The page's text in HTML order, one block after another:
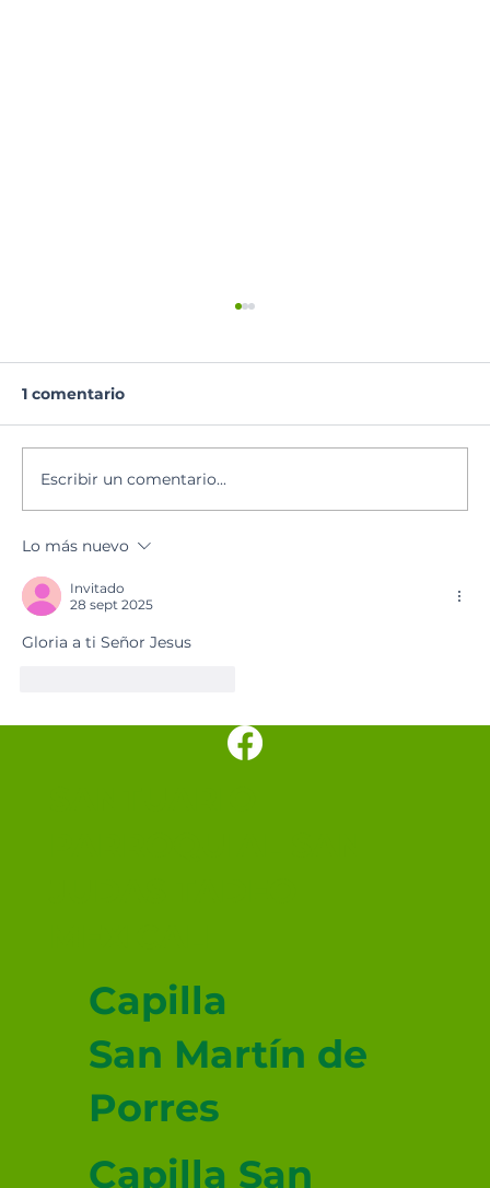
1 comentario
Escribir un comentario...
Lo más nuevo
Invitado
28 sept 2025
Gloria a ti Señor Jesus
Capilla
San Martín de
Porres
Capilla San